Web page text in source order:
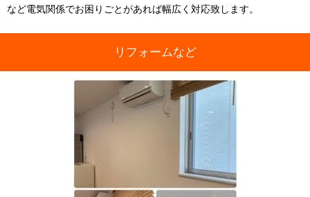
など電気関係でお困りごとがあれば幅広く対応致します。
リフォームなど